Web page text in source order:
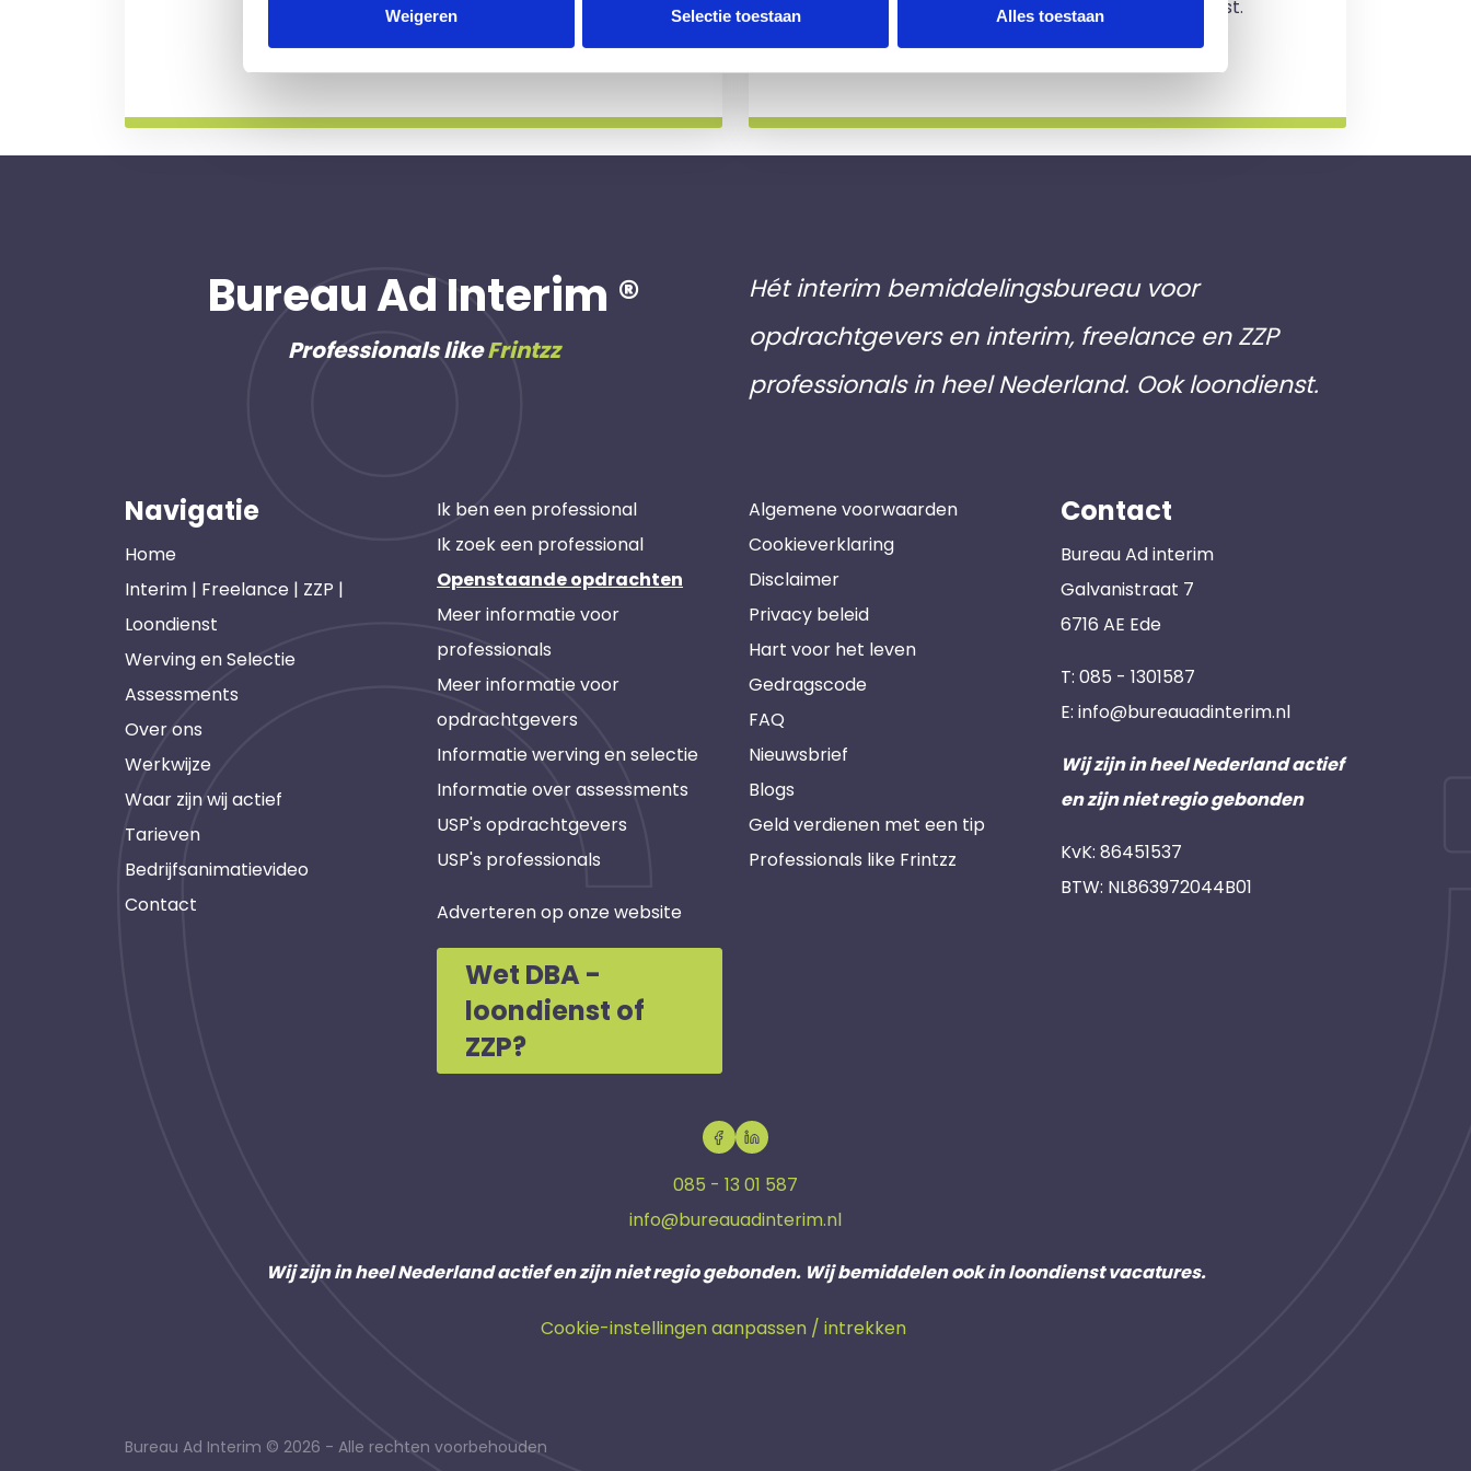
Weigeren Selectie toestaan Alles toestaan
professional voor u aan de slag gaat.
aan inschrijving en je zit nergens aan vast.
Bureau Ad Interim ®
Professionals likeFrintzz
Hét interim bemiddelingsbureau voor
opdrachtgevers en interim, freelance en ZZP
professionals in heel Nederland. Ook loondienst.
Navigatie
Home
Interim | Freelance | ZZP |
Loondienst
Werving en Selectie
Assessments
Over ons
Werkwijze
Waar zijn wij actief
Tarieven
Bedrijfsanimatievideo
Contact
Ik ben een professional
Ik zoek een professional
Openstaande opdrachten
Meer informatie voor
professionals
Meer informatie voor
opdrachtgevers
Informatie werving en selectie
Informatie over assessments
USP's opdrachtgevers
USP's professionals
Adverteren op onze website
Wet DBA -
loondienst of
ZZP?
Algemene voorwaarden
Cookieverklaring
Disclaimer
Privacy beleid
Hart voor het leven
Gedragscode
FAQ
Nieuwsbrief
Blogs
Geld verdienen met een tip
Professionals like Frintzz
Contact
Bureau Ad interim
Galvanistraat 7
6716 AE Ede
T: 085 - 1301587
E: info@bureauadinterim.nl
Wij zijn in heel Nederland actief
en zijn niet regio gebonden
KvK: 86451537
BTW: NL863972044B01
085 - 13 01 587
info@bureauadinterim.nl
Wij zijn in heel Nederland actief en zijn niet regio gebonden. Wij bemiddelen ook in loondienst vacatures.
Cookie-instellingen aanpassen / intrekken
Bureau Ad Interim © 2026 - Alle rechten voorbehouden